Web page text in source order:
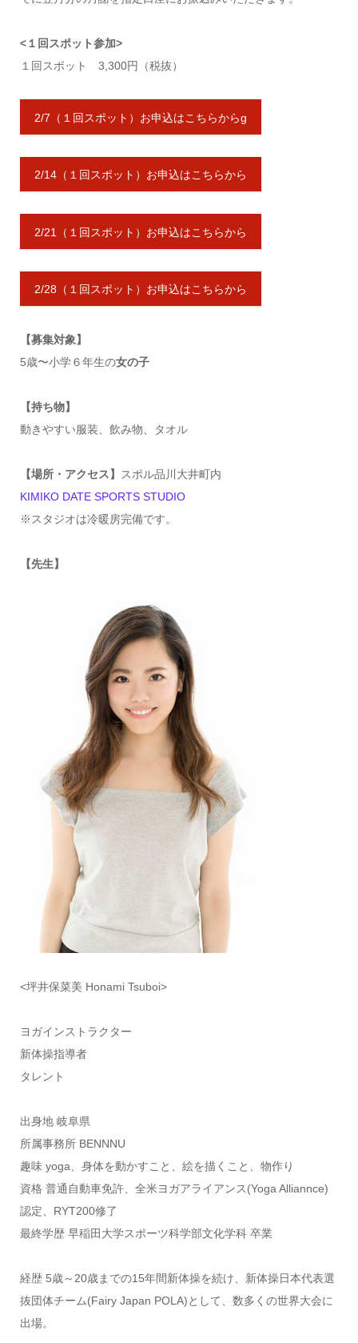
<１回スポット参加>
１回スポット 3,300円（税抜）
2/7（１回スポット）お申込はこちらからg
2/14（１回スポット）お申込はこちらから
2/21（１回スポット）お申込はこちらから
2/28（１回スポット）お申込はこちらから
【募集対象】
5歳〜小学６年生の女の子
【持ち物】
動きやすい服装、飲み物、タオル
【場所・アクセス】
スポル品川大井町内
KIMIKO DATE SPORTS STUDIO
※スタジオは冷暖房完備です。
【先生】
<坪井保菜美 Honami Tsuboi>
ヨガインストラクター
新体操指導者
タレント
出身地 岐阜県
所属事務所 BENNNU
趣味 yoga、身体を動かすこと、絵を描くこと、物作り
資格 普通自動車免許、全米ヨガアライアンス(Yoga Alliannce)
認定、RYT200修了
最終学歴 早稲田大学スポーツ科学部文化学科 卒業
経歴 5歳～20歳までの15年間新体操を続け、新体操日本代表選
抜団体チーム(Fairy Japan POLA)として、数多くの世界大会に
出場。